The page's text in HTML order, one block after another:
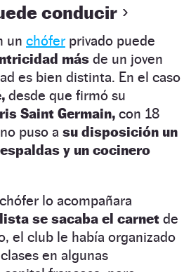
conducir
un chófer privado puede
más de un joven
es bien distinta. En el caso
desde que firmó su
Saint Germain, con 18
puso a su disposición un
y un cocinero
lo acompañara
se sacaba el carnet de
el club le había organizado
en algunas